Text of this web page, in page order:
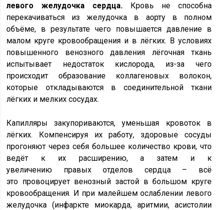
левого желудочка сердца. Кровь не способна
перекачиваться из желудочка в аорту в полном
объёме, в результате чего повышается давление в
малом круге кровообращения и в лёгких. В условиях
повышенного венозного давления лёгочная ткань
испытывает недостаток кислорода, из-за чего
происходит образование коллагеновых волокон,
которые откладываются в соединительной ткани
лёгких и мелких сосудах.
Капилляры закупориваются, уменьшая кровоток в
лёгких. Компенсируя их работу, здоровые сосуды
прогоняют через себя большее количество крови, что
ведёт к их расширению, а затем и к
увеличению правых отделов сердца – всё
это провоцирует венозный застой в большом круге
кровообращения. И при малейшем ослаблении левого
желудочка (инфаркте миокарда, аритмии, асистолии